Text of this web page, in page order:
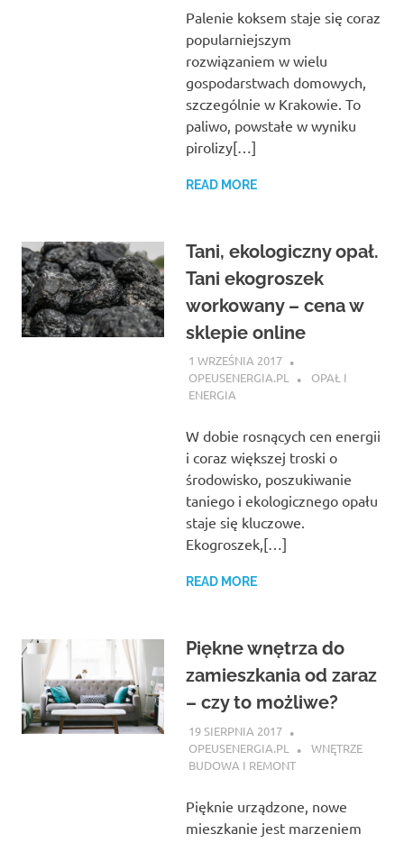
Palenie koksem staje się coraz
popularniejszym
rozwiązaniem w wielu
gospodarstwach domowych,
szczególnie w Krakowie. To
paliwo, powstałe w wyniku
pirolizy[…]
READ MORE
Tani, ekologiczny opał.
Tani ekogroszek
workowany – cena w
sklepie online
1 WRZEŚNIA 2017
OPEUSENERGIA.PL
OPAŁ I
ENERGIA
W dobie rosnących cen energii
i coraz większej troski o
środowisko, poszukiwanie
taniego i ekologicznego opału
staje się kluczowe.
Ekogroszek,[…]
READ MORE
Piękne wnętrza do
zamieszkania od zaraz
– czy to możliwe?
19 SIERPNIA 2017
OPEUSENERGIA.PL
WNĘTRZE
BUDOWA I REMONT
Pięknie urządzone, nowe
mieszkanie jest marzeniem